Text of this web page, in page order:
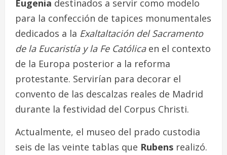
Eugenia destinados a servir como modelo
para la confección de tapices monumentales
dedicados a la Exaltaltación del Sacramento
de la Eucaristía y la Fe Católicaen el contexto
de la Europa posterior a la reforma
protestante. Servirían para decorar el
convento de las descalzas reales de Madrid
durante la festividad del Corpus Christi.
Actualmente, el museo del prado custodia
seis de las veinte tablas que Rubens realizó.